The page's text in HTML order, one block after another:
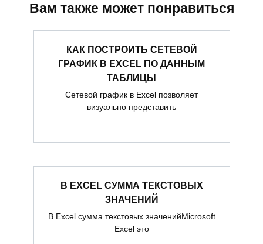
Вам также может понравиться
КАК ПОСТРОИТЬ СЕТЕВОЙ
ГРАФИК В EXCEL ПО ДАННЫМ
ТАБЛИЦЫ
Сетевой график в Excel позволяет
визуально представить
В EXCEL СУММА ТЕКСТОВЫХ
ЗНАЧЕНИЙ
В Excel сумма текстовых значенийMicrosoft
Excel это